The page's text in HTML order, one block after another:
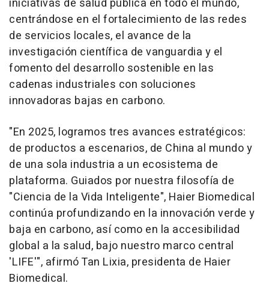
iniciativas de salud pública en todo el mundo,
centrándose en el fortalecimiento de las redes
de servicios locales, el avance de la
investigación científica de vanguardia y el
fomento del desarrollo sostenible en las
cadenas industriales con soluciones
innovadoras bajas en carbono.
"En 2025, logramos tres avances estratégicos:
de productos a escenarios, de China al mundo y
de una sola industria a un ecosistema de
plataforma. Guiados por nuestra filosofía de
"Ciencia de la Vida Inteligente", Haier Biomedical
continúa profundizando en la innovación verde y
baja en carbono, así como en la accesibilidad
global a la salud, bajo nuestro marco central
'LIFE'", afirmó Tan Lixia, presidenta de Haier
Biomedical.